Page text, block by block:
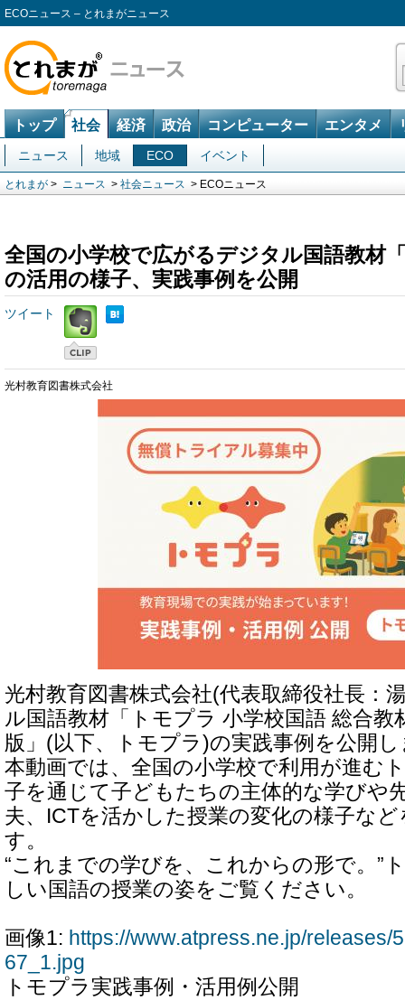
ECOニュース – とれまがニュース
トップ 社会 経済 政治 コンピューター エンタメ
ニュース 地域 ECO イベント
とれまが > ニュース > 社会ニュース > ECOニュース
全国の小学校で広がるデジタル国語教材
の活用の様子、実践事例を公開
ツイート
光村教育図書株式会社
光村教育図書株式会社(代表取締役社長：
ル国語教材「トモプラ 小学校国語 総合教
版」(以下、トモプラ)の実践事例を公開
本動画では、全国の小学校で利用が進む
子を通じて子どもたちの主体的な学びや
夫、ICTを活かした授業の変化の様子な
す。
“これまでの学びを、これからの形で。”
しい国語の授業の姿をご覧ください。
画像1: https://www.atpress.ne.jp/releases/
67_1.jpg
トモプラ実践事例・活用例公開